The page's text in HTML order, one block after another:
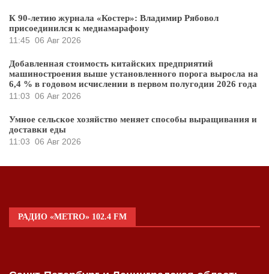
К 90-летию журнала «Костер»: Владимир Рябовол
присоединился к медиамарафону
11:45 06 Авг 2026
Добавленная стоимость китайских предприятий
машиностроения выше установленного порога выросла на
6,4 % в годовом исчислении в первом полугодии 2026 года
11:03 06 Авг 2026
Умное сельское хозяйство меняет способы выращивания и
доставки еды
11:03 06 Авг 2026
РАДИО «METRO» 102.4 FM